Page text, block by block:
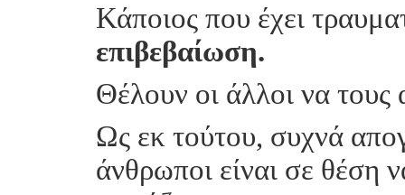
Κάποιος που έχει
επιβεβαίωση.
Θέλουν οι άλλοι να
Ως εκ τούτου, συχνά
άνθρωποι είναι σε θέση